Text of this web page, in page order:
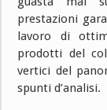
prestazioni
lavoro di
prodotti del
vertici del
spunti d’analisi.